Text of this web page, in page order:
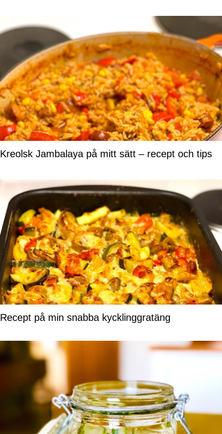
Kreolsk Jambalaya på mitt sätt – recept och tips
Recept på min snabba kycklinggratäng